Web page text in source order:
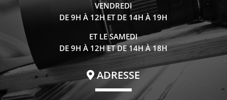
VENDREDI
DE 9H À 12H ET DE 14H À 19H
ET LE SAMEDI
DE 9H À 12H ET DE 14H À 18H
ADRESSE